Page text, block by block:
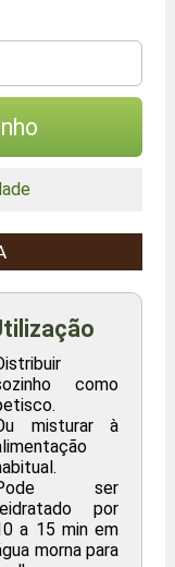
como
misturar à
ser
por
a 15 min em
morna para